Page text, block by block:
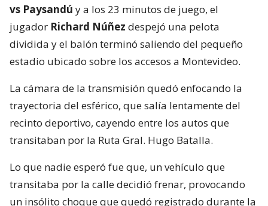
vs Paysandú y a los 23 minutos de juego, el
jugador Richard Núñez despejó una pelota
dividida y el balón terminó saliendo del pequeño
estadio ubicado sobre los accesos a Montevideo.
La cámara de la transmisión quedó enfocando la
trayectoria del esférico, que salía lentamente del
recinto deportivo, cayendo entre los autos que
transitaban por la Ruta Gral. Hugo Batalla.
Lo que nadie esperó fue que, un vehículo que
transitaba por la calle decidió frenar, provocando
un insólito choque que quedó registrado durante la